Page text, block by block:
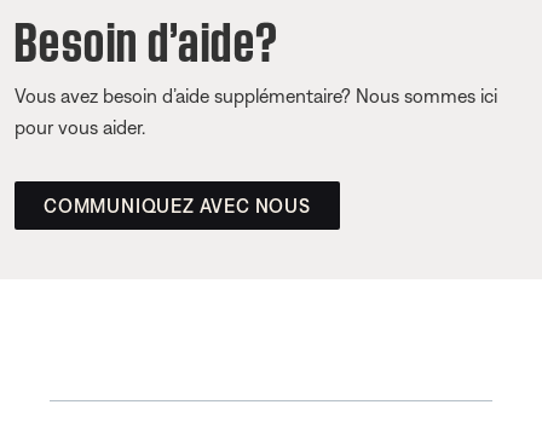
Besoin d’aide?
Vous avez besoin d’aide supplémentaire? Nous sommes ici
pour vous aider.
COMMUNIQUEZ AVEC NOUS